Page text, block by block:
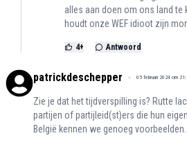
alles aan doen om ons land te
houdt onze WEF idioot zijn
4+ Antwoord
patrickdeschepper 05 februari 2024 om
Zie je dat het tijdverspilling is? Rutte
partijen of partijleid(st)ers die hun
België kennen we genoeg